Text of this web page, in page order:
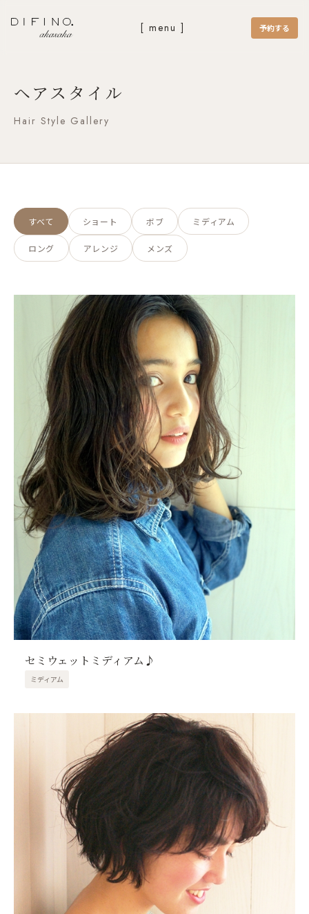
[ menu ] 予約する
ヘアスタイル
Hair Style Gallery
すべて ショート ボブ ミディアム
ロング アレンジ メンズ
セミウェットミディアム♪
ミディアム